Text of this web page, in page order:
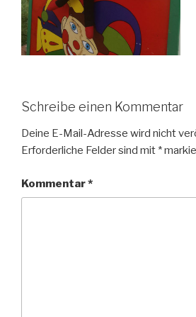
Schreibe einen Kommentar
Deine E-Mail-Adresse wird nicht
Erforderliche Felder sind mit *
Kommentar*